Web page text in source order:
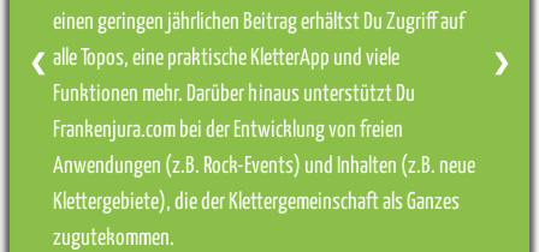
einen geringen jährlichen Beitrag erhältst Du Zugriff auf
alle Topos, eine praktische KletterApp und viele
Funktionen mehr. Darüber hinaus unterstützt Du
Frankenjura.com bei der Entwicklung von freien
Anwendungen (z.B. Rock-Events) und Inhalten (z.B. neue
Klettergebiete), die der Klettergemeinschaft als Ganzes
zugutekommen.
❮ ❯